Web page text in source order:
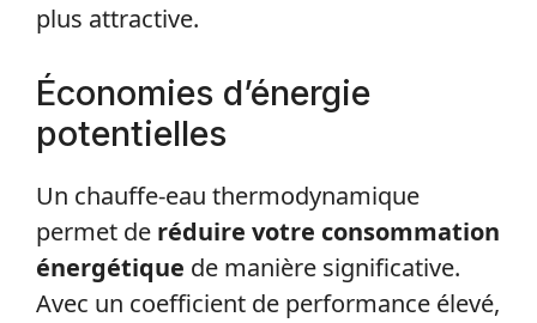
plus attractive.
Économies d’énergie
potentielles
Un chauffe-eau thermodynamique
permet de réduire votre consommation
énergétique de manière significative.
Avec un coefficient de performance élevé,